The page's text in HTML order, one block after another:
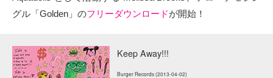
グル「Golden」のフリーダウンロードが開始！
Keep Away!!!
Burger Records (2013-04-02)